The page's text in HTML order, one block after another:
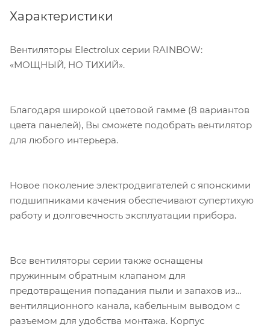
Характеристики
Вентиляторы Electrolux серии RAINBOW:
«МОЩНЫЙ, НО ТИХИЙ».
Благодаря широкой цветовой гамме (8 вариантов
цвета панелей), Вы сможете подобрать вентилятор
для любого интерьера.
Новое поколение электродвигателей с японскими
подшипниками качения обеспечивают супертихую
работу и долговечность эксплуатации прибора.
Все вентиляторы серии также оснащены
пружинным обратным клапаном для
предотвращения попадания пыли и запахов из
вентиляционного канала, кабельным выводом с
разъемом для удобства монтажа. Корпус